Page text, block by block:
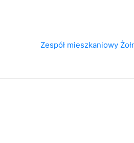
Zespół mieszkaniowy